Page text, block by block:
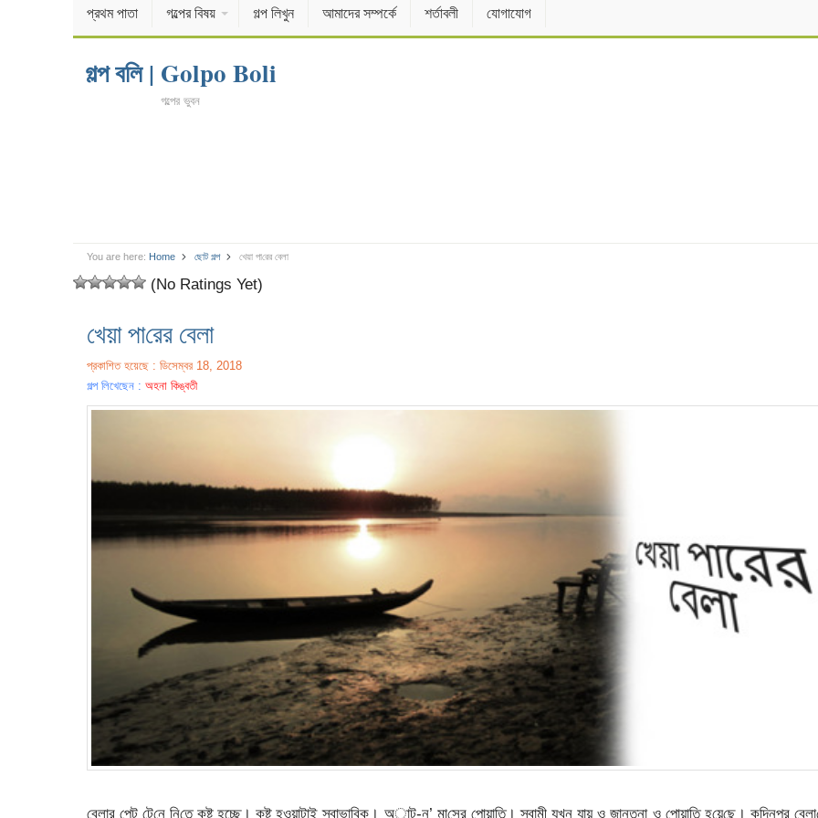
প্রথম পাতা গল্পের বিষয় গল্প লিখুন আমাদের সম্পর্কে শর্তাবলী যোগাযোগ
গল্প বলি | Golpo Boli
গল্পের ভুবন
You are here: Home ছোট গল্প খেয়া পা‌রের বেলা
(No Ratings Yet)
খেয়া পা‌রের বেলা
প্রকাশিত হয়েছে : ডিসেম্বর 18, 2018
গল্প লিখেছেন : অহনা কিঙ্বতী
বেলার পেট টে‌নে নি‌তে কষ্ট হচ্ছে। কষ্ট হওয়াটাই স্বাভা‌বিক। অাট-ন’ মা‌সের পোয়া‌তি। স্বামী যখন যায় ও জানতনা ও পোয়া‌তি হ‌য়ে‌ছে। ক‌দিনপর